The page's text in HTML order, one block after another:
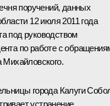
поручений, данных
12 июля 2011 года
под руководством
по работе с
Михайловского.
города Калуги